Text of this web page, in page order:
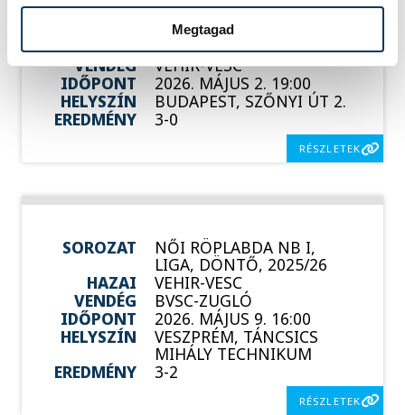
Megtagad
SOROZAT NŐI RÖPLABDA NB I LIGA,
DÖNTŐ, 2025/26
HAZAI
BVSC-ZUGLÓ
VENDÉG
VEHIR-VESC
IDŐPONT
2026. MÁJUS 2. 19:00
HELYSZÍN
BUDAPEST, SZŐNYI ÚT 2.
EREDMÉNY
3-0
RÉSZLETEK
SOROZAT NŐI RÖPLABDA NB I,
LIGA, DÖNTŐ, 2025/26
HAZAI
VEHIR-VESC
VENDÉG
BVSC-ZUGLÓ
IDŐPONT
2026. MÁJUS 9. 16:00
HELYSZÍN
VESZPRÉM, TÁNCSICS
MIHÁLY TECHNIKUM
EREDMÉNY
3-2
RÉSZLETEK